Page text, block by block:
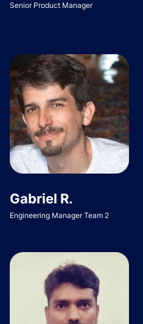
Senior Product Manager
Gabriel R.
Engineering Manager Team 2